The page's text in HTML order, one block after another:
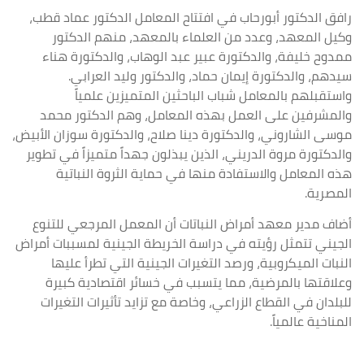
رافق الدكتور أبورحاب في افتتاح المعامل الدكتور عماد قطب،
وكيل المعهد، وعدد من العلماء بالمعهد، منهم الدكتور
ممدوح خليفة، والدكتورة عبير عبد الوهاب، والدكتورة هناء
سيدهم، والدكتورة إيمان حماد، والدكتور وليد العرابي.
واستقبلهم بالمعامل شباب الباحثين المتميزين علمياً
والمشرفين على العمل بهذه المعامل، وهم الدكتور محمد
موسى الشاروني، والدكتورة دينا صلاح، والدكتورة سوزان الأبيض،
والدكتورة مروة الدريني، الذين يبذلون جهداً متميزاً في تطوير
هذه المعامل والاستفادة منها في حماية الثروة النباتية
المصرية.
أضاف مدير معهد أمراض النباتات أن المعمل المرجعي للتنوع
الجيني تتمثل رؤيته في دراسة الخريطة الجينية لمسببات أمراض
النبات الميكروبية، ورصد التغيرات الجينية التي تطرأ عليها
وعلاقتها بالمرضية، مما يتسبب في خسائر اقتصادية كبيرة
للبلدان في القطاع الزراعي، وخاصة مع تزايد تأثيرات التغيرات
المناخية عالمياً.